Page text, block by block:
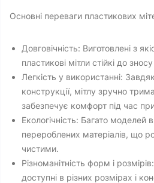
Основні переваги пластикових
Довговічність: Виготовлені з
пластикові мітли стійкі до
Легкість у використанні:
конструкції, мітлу зручно
забезпечує комфорт під час
Екологічність: Багато моделей
перероблених матеріалів, що
чистими.
Різноманітність форм і
доступні в різних розмірах і